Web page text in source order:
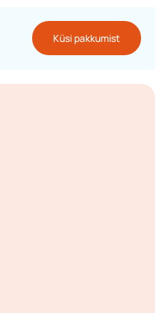
Küsi pakkumist